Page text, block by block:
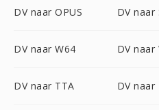
DV naar OPUS DV naar
DV naar W64 DV naar
DV naar TTA DV naar